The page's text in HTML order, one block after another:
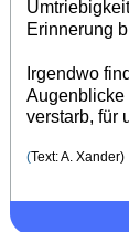
Erinnerung
Irgendwo
Augenblicke
verstarb, für
(Text: A. Xander)